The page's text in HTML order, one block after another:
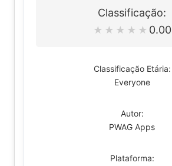
Classificação:
★ ★ ★ ★ ★ 0.00
Classificação Etária:
Everyone
Autor:
PWAG Apps
Plataforma: